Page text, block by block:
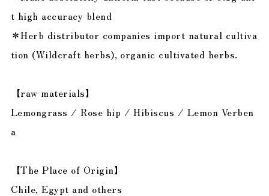
t high accuracy blend
＊Herb distributor companies import natural cultiva
tion (Wildcraft herbs), organic cultivated herbs.
【raw materials】
Lemongrass / Rose hip / Hibiscus / Lemon Verben
a
【The Place of Origin】
Chile, Egypt and others